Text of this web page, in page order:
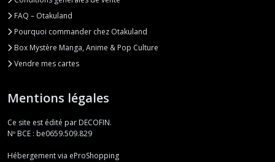
FAQ – Otakuland
Pourquoi commander chez Otakuland
Box Mystère Manga, Anime & Pop Culture
Vendre mes cartes
Mentions légales
Ce site est édité par DECOFIN.
Nº BCE : be0659.509.829
Hébergement via eProShopping